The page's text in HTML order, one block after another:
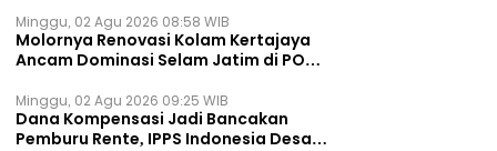
Minggu, 02 Agu 2026 08:58 WIB
Molornya Renovasi Kolam Kertajaya
Ancam Dominasi Selam Jatim di PON
Minggu, 02 Agu 2026 09:25 WIB
Dana Kompensasi Jadi Bancakan
Pemburu Rente, IPPS Indonesia Desak